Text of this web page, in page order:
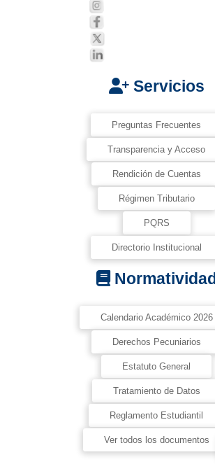
Servicios
Preguntas Frecuentes
Transparencia y Acceso
Rendición de Cuentas
Régimen Tributario
PQRS
Directorio Institucional
Normatividad
Calendario Académico 2026
Derechos Pecuniarios
Estatuto General
Tratamiento de Datos
Reglamento Estudiantil
Ver todos los documentos